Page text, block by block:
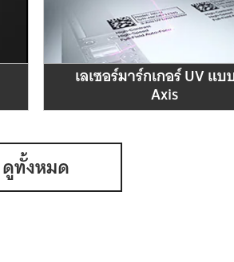
เลเซอร์มาร์กเกอร์ UV แ
Axis
ดูทั้งหมด